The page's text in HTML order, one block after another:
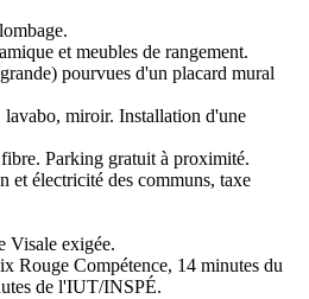
et meubles de rangement.
pourvues d'un placard mural
lavabo, miroir. Installation d'une
Parking gratuit à proximité.
et électricité des communs, taxe
Visale exigée.
Rouge Compétence, 14 minutes du
de l'IUT/INSPÉ.